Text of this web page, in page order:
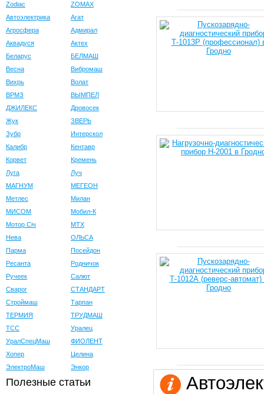
Zodiac
ZOMAX
Автоэлектрика
Агат
Агросфера
Адмирал
Аквадуся
Актех
Беларус
БЕЛМАШ
Весна
Вибромаш
Вихрь
Волат
ВРМЗ
ВЫМПЕЛ
ДЖИЛЕКС
Дровосек
Жук
ЗВЕРЬ
Зубр
Интерскол
Калибр
Кентавр
Корвет
Кремень
Луга
Луч
МАГНУМ
МЕГЕОН
Метлес
Милан
МИСОМ
Мобил-К
Мотор Сiч
МТХ
Нева
ОЛЬСА
Парма
Посейдон
Ресанта
Родничок
Ручеек
Салют
Сварог
СТАНДАРТ
Строймаш
Тарпан
ТЕРМИЯ
ТРУДМАШ
ТСС
Уралец
УралСпецМаш
ФИОЛЕНТ
Хопер
Целина
ЭлектроМаш
Энкор
Полезные статьи